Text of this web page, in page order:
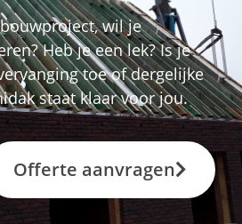
wil je
Heb je een lek? Is je
toe of dergelijke
staat klaar voor jou.
Offerte aanvragen